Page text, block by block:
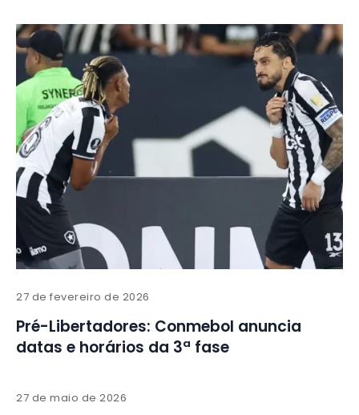
27 de fevereiro de 2026
Pré-Libertadores: Conmebol anuncia
datas e horários da 3ª fase
27 de maio de 2026